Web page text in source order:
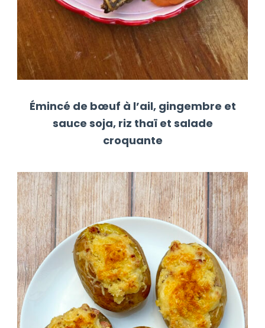
Émincé de bœuf à l’ail, gingembre et
sauce soja, riz thaï et salade
croquante